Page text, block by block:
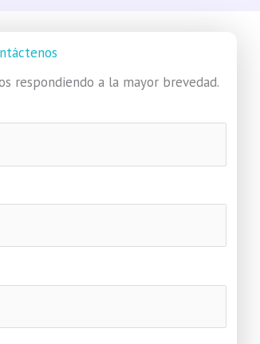
respondiendo a la mayor brevedad.